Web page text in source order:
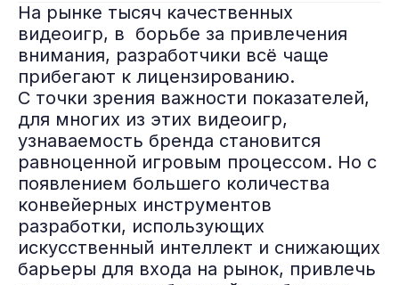
На рынке тысяч качественных
видеоигр, в борьбе за привлечения
внимания, разработчики всё чаще
прибегают к лицензированию.
С точки зрения важности показателей,
для многих из этих видеоигр,
узнаваемость бренда становится
равноценной игровым процессом. Но с
появлением большего количества
конвейерных инструментов
разработки, использующих
искусственный интеллект и снижающих
барьеры для входа на рынок, привлечь